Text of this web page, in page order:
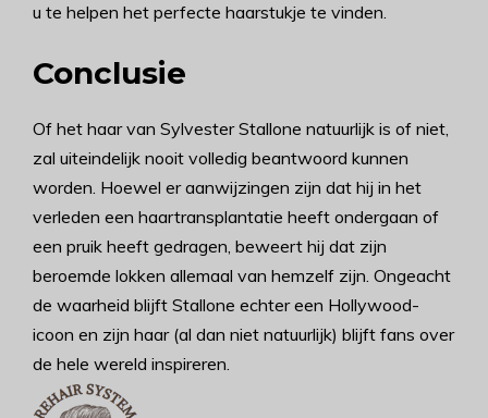
u te helpen het perfecte haarstukje te vinden.
Conclusie
Of het haar van Sylvester Stallone natuurlijk is of niet,
zal uiteindelijk nooit volledig beantwoord kunnen
worden. Hoewel er aanwijzingen zijn dat hij in het
verleden een haartransplantatie heeft ondergaan of
een pruik heeft gedragen, beweert hij dat zijn
beroemde lokken allemaal van hemzelf zijn. Ongeacht
de waarheid blijft Stallone echter een Hollywood-
icoon en zijn haar (al dan niet natuurlijk) blijft fans over
de hele wereld inspireren.